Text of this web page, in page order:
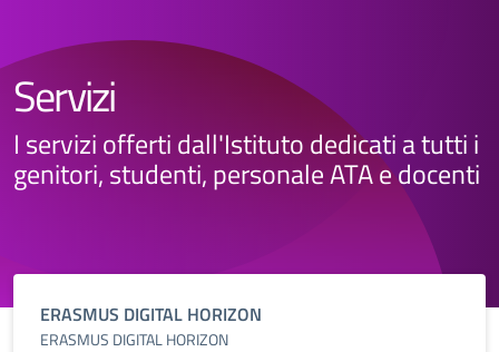
Servizi
I servizi offerti dall'Istituto dedicati a tutti i
genitori, studenti, personale ATA e docenti
ERASMUS DIGITAL HORIZON
ERASMUS DIGITAL HORIZON